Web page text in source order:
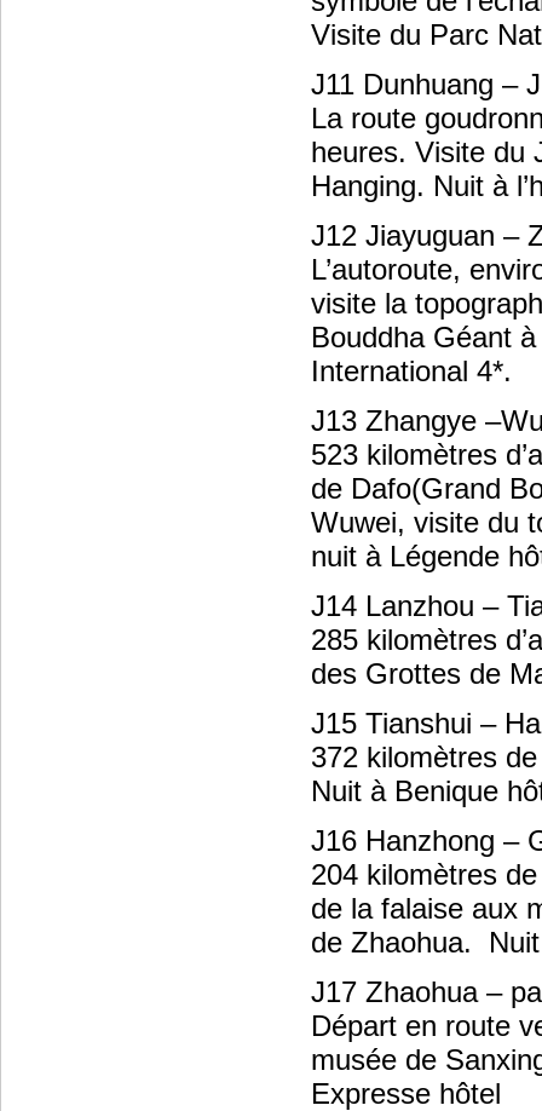
Visite du Parc
J11 Dunhuang –
La route
heures. Visite du
Hanging. Nuit à
J12 Jiayuguan –
L’autoroute,
visite la
Bouddha Géant
International 4*.
J13 Zhangye
523 kilomètres
de Dafo(Grand
Wuwei, visite du
nuit à Légende
J14 Lanzhou –
285 kilomètres
des Grottes de
J15 Tianshui –
372 kilomètres
Nuit à Benique
J16 Hanzhong –
204 kilomètres
de la falaise aux
de Zhaohua.
J17 Zhaohua –
Départ en route
musée de
Expresse hôtel